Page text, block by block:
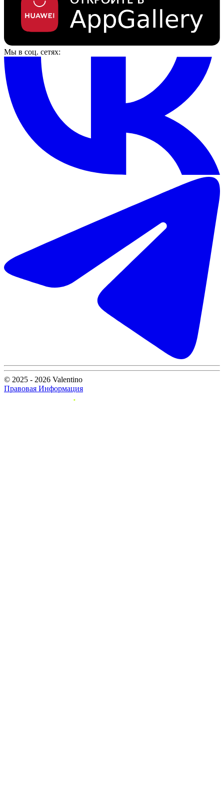
Мы в соц. сетях:
© 2025 - 2026 Valentino
Правовая Информация